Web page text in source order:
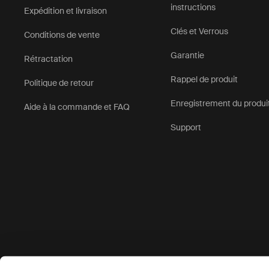
Principaux
le
Accès
Ce type
Expédition et livraison
Conditions de vente
Rétractation
Politique de retour
Aide à la commande et FAQ
instructions
Clés et Verrous
Garantie
Rappel de produit
Enregistrement du
Support